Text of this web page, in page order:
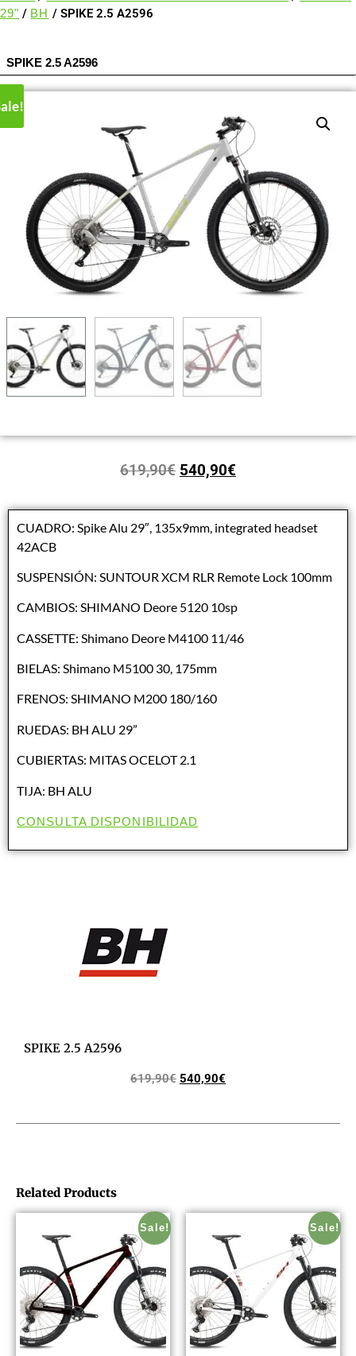
29" / BH / SPIKE 2.5 A2596
SPIKE 2.5 A2596
619,90€ 540,90€
CUADRO: Spike Alu 29″, 135x9mm, integrated headset
42ACB
SUSPENSIÓN: SUNTOUR XCM RLR Remote Lock 100mm
CAMBIOS: SHIMANO Deore 5120 10sp
CASSETTE: Shimano Deore M4100 11/46
BIELAS: Shimano M5100 30, 175mm
FRENOS: SHIMANO M200 180/160
RUEDAS: BH ALU 29”
CUBIERTAS: MITAS OCELOT 2.1
TIJA: BH ALU
CONSULTA DISPONIBILIDAD
SPIKE 2.5 A2596
619,90€ 540,90€
Related Products
Sale! Sale!